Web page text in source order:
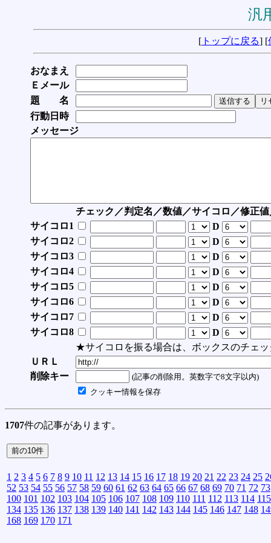
汎
[ トップに戻る] [
おなまえ
Ｅメール
題 名
行動日時
メッセージ
チェック／判定名／数値／サイコロ／修正
サイコロ1
D
サイコロ2
D
サイコロ3
D
サイコロ4
D
サイコロ5
D
サイコロ6
D
サイコロ7
D
サイコロ8
D
★サイコロを振る場合は、ボックスのチェッ
ＵＲＬ
削除キー
(記事の削除用。英数字で8文字以内)
クッキー情報を保存
1707件の記事があります。
1 2 3 4 5 6 7 8 9 10 11 12 13 14 15 16 17 18 19 20 21 22 23 24 25
52 53 54 55 56 57 58 59 60 61 62 63 64 65 66 67 68 69 70 71 72 73
100 101 102 103 104 105 106 107 108 109 110 111 112 113 114 115
134 135 136 137 138 139 140 141 142 143 144 145 146 147 148
168 169 170 171